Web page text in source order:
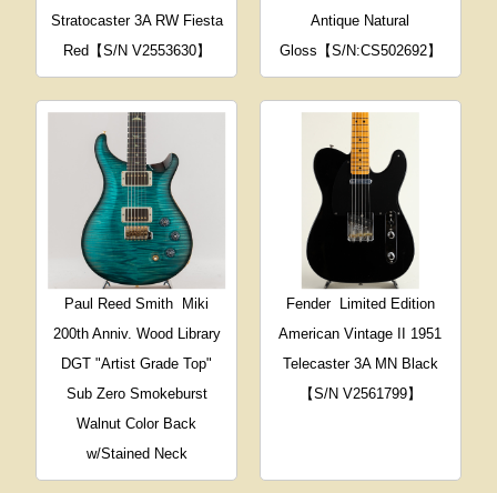
Stratocaster 3A RW Fiesta
Red【S/N V2553630】
Antique Natural
Gloss【S/N:CS502692】
Paul Reed Smith
Miki
200th Anniv. Wood Library
DGT "Artist Grade Top"
Sub Zero Smokeburst
Walnut Color Back
w/Stained Neck
Fender
Limited Edition
American Vintage II 1951
Telecaster 3A MN Black
【S/N V2561799】